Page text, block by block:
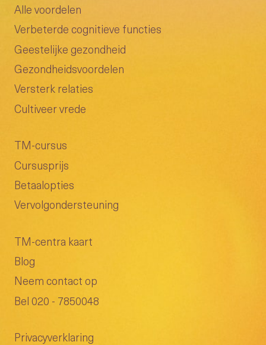
Alle voordelen
Verbeterde cognitieve functies
Geestelijke gezondheid
Gezondheidsvoordelen
Versterk relaties
Cultiveer vrede
TM-cursus
Cursusprijs
Betaalopties
Vervolgondersteuning
TM-centra kaart
Blog
Neem contact op
Bel 020 - 7850048
Privacyverklaring